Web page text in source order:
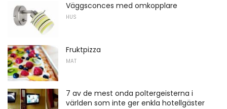
Väggsconces med omkopplare
HUS
Fruktpizza
MAT
7 av de mest onda poltergeisterna i
världen som inte ger enkla hotellgäster